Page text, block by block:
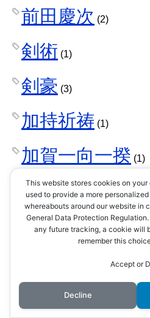
前田慶次 (2)
剣術 (1)
剣豪 (3)
加持祈祷 (1)
加賀一向一揆 (1)
勘合符(1)
北条家(42)
北条氏康
This website stores cookies on
used to provide a more
whereabouts around our website in
General Data Protection
any future tracking, a cookie will
remember this
Accept or
Decline